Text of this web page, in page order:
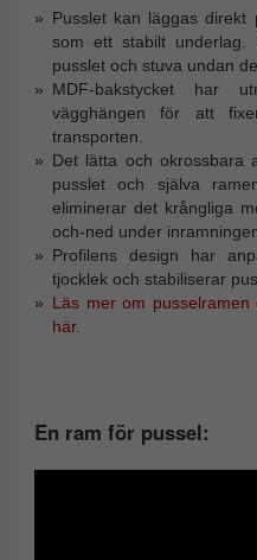
Pusslet kan läggas
som ett stabilt
pusslet och stuva undan
MDF-bakstycket har
vägghängen för att
transporten.
Det lätta och okrossbara
pusslet och själva
eliminerar det krångliga
och-ned under
Profilens design har
tjocklek och stabiliserar
Läs mer om
här.
En ram för pussel: